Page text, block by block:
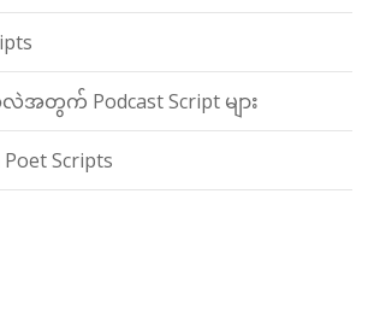
အတွက် Podcast Script များ
Scripts